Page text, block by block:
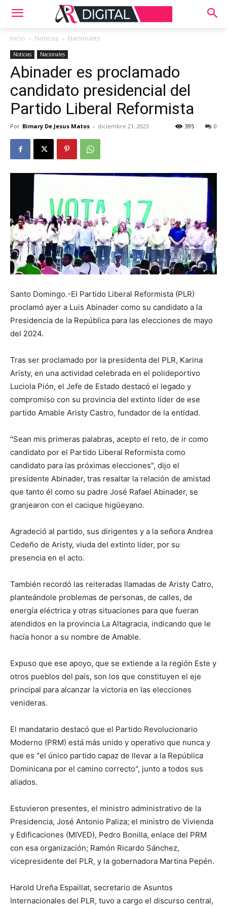
Inicio Noticias Nacionales
Noticias Nacionales
Abinader es proclamado
candidato presidencial del
Partido Liberal Reformista
Por Bimary De Jesus Matos - diciembre 21, 2023 0
395
Santo Domingo.-El Partido Liberal Reformista (PLR)
proclamó ayer a Luis Abinader como su candidato a la
Presidencia de la República para las elecciones de mayo
del 2024.
Tras ser proclamado por la presidenta del PLR, Karina
Aristy, en una actividad celebrada en el polideportivo
Luciola Pión, el Jefe de Estado destacó el legado y
compromiso con su provincia del extinto líder de ese
partido Amable Aristy Castro, fundador de la entidad.
"Sean mis primeras palabras, acepto el reto, de ir como
candidato por el Partido Liberal Reformista como
candidato para las próximas elecciones", dijo el
presidente Abinader, tras resaltar la relación de amistad
que tanto él como su padre José Rafael Abinader, se
granjearon con el cacique higüeyano.
Agradeció al partido, sus dirigentes y a la señora Andrea
Cedeño de Aristy, viuda del extinto líder, por su
presencia en el acto.
También recordó las reiteradas llamadas de Aristy Catro,
planteándole problemas de personas, de calles, de
energía eléctrica y otras situaciones para que fueran
atendidos en la provincia La Altagracia, indicando que le
hacía honor a su nombre de Amable.
Expuso que ese apoyo, que se extiende a la región Este y
otros pueblos del país, son los que constituyen el eje
principal para alcanzar la victoria en las elecciones
venideras.
El mandatario destacó que el Partido Revolucionario
Moderno (PRM) está más unido y operativo que nunca y
que es "el único partido capaz de llevar a la República
Dominicana por el camino correcto", junto a todos sus
aliados.
Estuvieron presentes, el ministro administrativo de la
Presidencia, José Antonio Paliza; el ministro de Vivienda
y Edificaciones (MIVED), Pedro Bonilla, enlace del PRM
con esa organización; Ramón Ricardo Sánchez,
vicepresidente del PLR, y la gobernadora Martina Pepén.
Harold Ureña Espaillat, secretario de Asuntos
Internacionales del PLR, tuvo a cargo el discurso central,